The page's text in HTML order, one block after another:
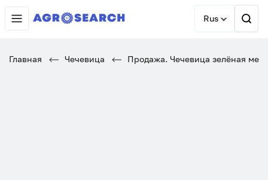
Rus
Главная Чечевица Продажа. Чечевица зелёная